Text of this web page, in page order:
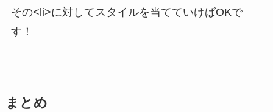
その<li>に対してスタイルを当てていけばOKで
す！
まとめ